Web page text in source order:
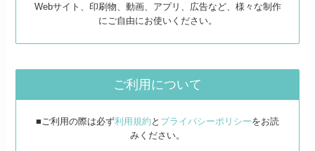
Webサイト、印刷物、動画、アプリ、広告など、様々な制作
にご自由にお使いください。
ご利用について
■ご利用の際は必ず利用規約 と プライバシーポリシーをお読
みください。